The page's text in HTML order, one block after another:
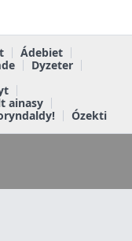
Ádebiet
Dyzeter
ainasy
Ózekti